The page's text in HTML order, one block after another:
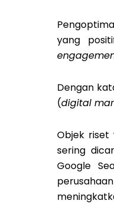
yang
Dengan
(digital
Objek riset
sering
Google